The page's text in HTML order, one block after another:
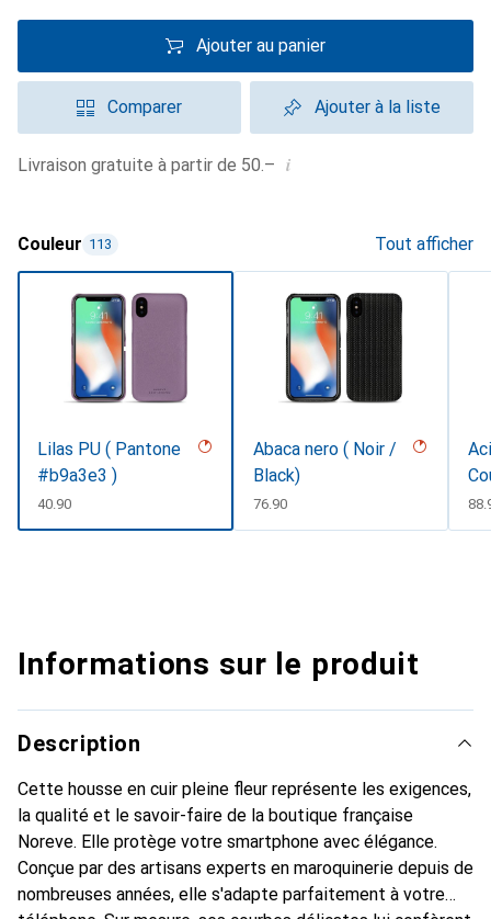
Ajouter au panier
Comparer Ajouter à la liste
Livraison gratuite à partir de 50.– i
Couleur 113 Tout afficher
Lilas PU ( Pantone
#b9a3e3 )
CHF
40.90
Abaca nero ( Noir /
Black)
CHF
76.90
Informations sur le produit
Description
Cette housse en cuir pleine fleur représente les exigences,
la qualité et le savoir-faire de la boutique française
Noreve. Elle protège votre smartphone avec élégance.
Conçue par des artisans experts en maroquinerie depuis de
nombreuses années, elle s'adapte parfaitement à votre